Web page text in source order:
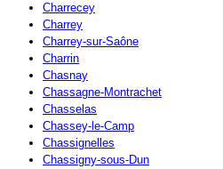
Charrecey
Charrey
Charrey-sur-Saône
Charrin
Chasnay
Chassagne-Montrachet
Chasselas
Chassey-le-Camp
Chassignelles
Chassigny-sous-Dun